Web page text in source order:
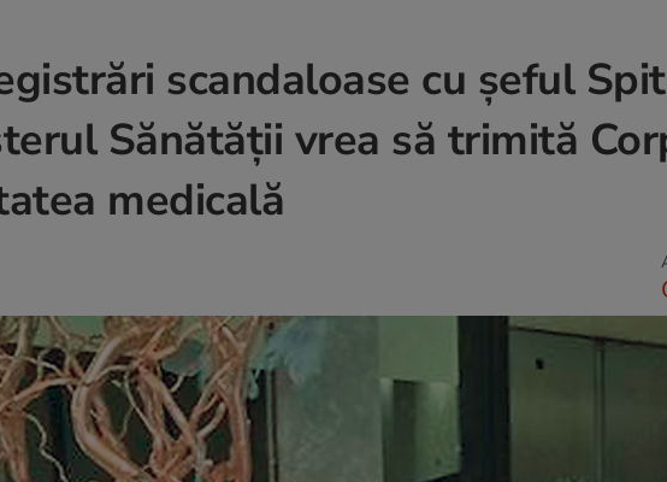
scandaloase cu șeful
Sănătății vrea să trimită
medicală